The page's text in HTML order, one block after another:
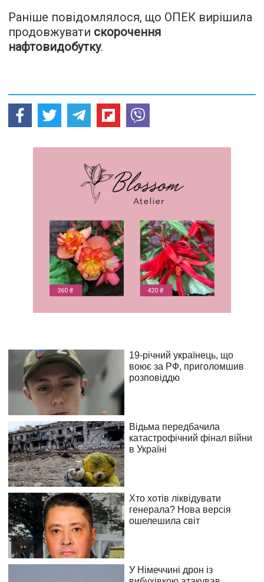
Раніше повідомлялося, що ОПЕК вирішила
продовжувати скорочення
нафтовидобутку.